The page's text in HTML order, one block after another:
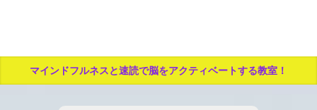
マインドフルネスと速読で脳をアクティベートする教室！